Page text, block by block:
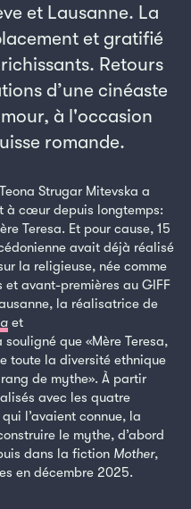
et Lausanne. La
et gratifié
Retours
d’une cinéaste
à l'occasion
romande.
Strugar Mitevska a
à cœur depuis longtemps:
Teresa. Et pour cause, 15
avait déjà réalisé
la religieuse, née comme
et avant-premières au GIFF
la réalisatrice de
et
souligné que «Mère Teresa,
toute la diversité ethnique
de mythe». À partir
avec les quatre
l’avaient connue, la
le mythe, d’abord
dans la fiction Mother,
en décembre 2025.